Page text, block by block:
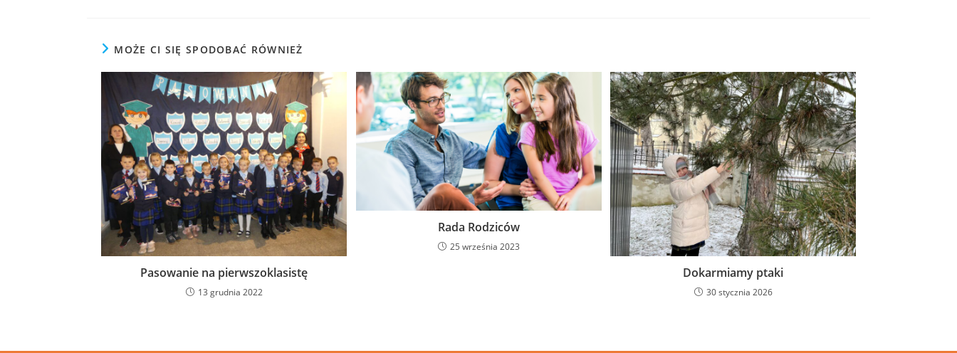
MOŻE CI SIĘ SPODOBAĆ RÓWNIEŻ
Pasowanie na pierwszoklasistę
13 grudnia 2022
Rada Rodziców
25 września 2023
Dokarmiamy ptaki
30 stycznia 2026